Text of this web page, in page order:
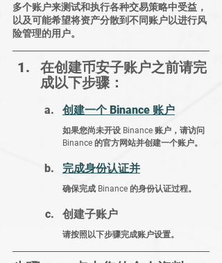
多个账户来测试和执行各种交易策略中受益，
以及可能希望将资产分散到不同账户以进行风
险管理的用户。
在创建币安子账户之前请完
成以下步骤：
创建一个 Binance 账户
如果您尚未开设 Binance 账户，请访问
Binance 的官方网站并创建一个账户。
完成身份认证并
确保完成 Binance 的身份认证过程。
创建子账户
请按照以下步骤完成账户设置。